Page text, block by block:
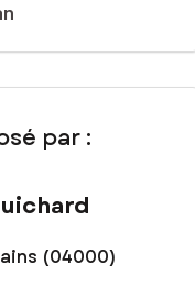
- EI - Agent
par :
(04000)